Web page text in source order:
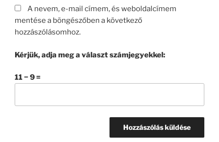
A nevem, e-mail címem, és weboldalcímem
mentése a böngészőben a következő
hozzászólásomhoz.
Kérjük, adja meg a választ számjegyekkel:
11 − 9 =